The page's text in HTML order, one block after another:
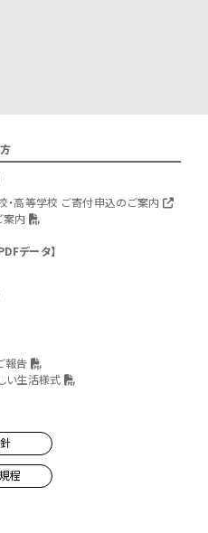
・高等学校 ご寄付申込のご案内
案内
データ
報告
い生活様式
程